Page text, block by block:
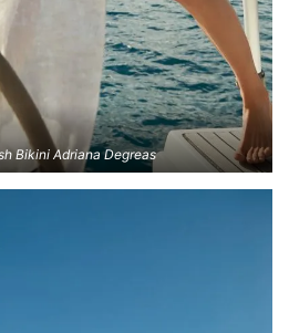
Bikini Adriana Degreas